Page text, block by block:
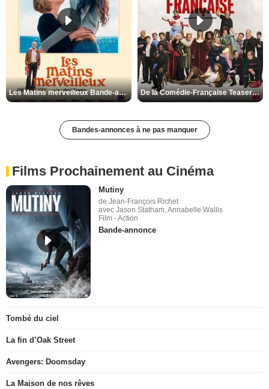
Les Matins merveilleux Bande-annonce VF De la Comédie-Française Teaser VF
Bandes-annonces à ne pas manquer
Films Prochainement au Cinéma
Mutiny
de Jean-François Richet
avec Jason Statham, Annabelle Wallis
Film - Action
Bande-annonce
Tombé du ciel
La fin d’Oak Street
Avengers: Doomsday
La Maison de nos rêves